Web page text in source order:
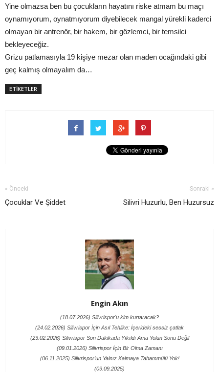
Yine olmazsa ben bu çocukların hayatını riske atmam bu maçı
oynamıyorum, oynatmıyorum diyebilecek mangal yürekli kaderci
olmayan bir antrenör, bir hakem, bir gözlemci, bir temsilci
bekleyeceğiz.
Grizu patlamasıyla 19 kişiye mezar olan maden ocağındaki gibi
geç kalmış olmayalım da…
ETİKETLER
« Önceki
Çocuklar Ve Şiddet
Sonraki »
Silivri Huzurlu, Ben Huzursuz
Engin Akın
(18.07.2026) Silivrispor'u kim kurtaracak?
(24.02.2026) Silivrispor İçin Asıl Tehlike: İçerideki sessiz çatlak
(23.02.2026) Silivrispor Son Dakikada Yıkıldı Ama Yolun Sonu Değil
(09.01.2026) Silivrispor İçin Bir Olma Zamanı
(06.11.2025) Silivrispor’un Yalnız Kalmaya Tahammülü Yok!
(09.09.2025)